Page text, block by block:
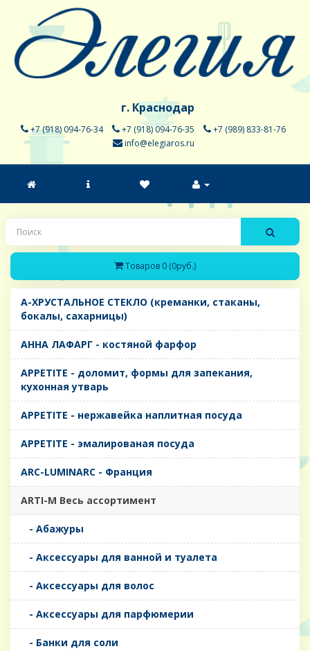
г. Краснодар
+7 (918) 094-76-34 +7 (918) 094-76-35
+7 (989) 833-81-76
info@elegiaros.ru
Товаров 0 (0руб.)
A-ХРУСТАЛЬНОЕ СТЕКЛО (креманки, стаканы,
бокалы, сахарницы)
AHHA ЛАФАРГ - костяной фарфор
APPETITE - доломит, формы для запекания,
кухонная утварь
APPETITE - нержавейка наплитная посуда
APPETITE - эмалированая посуда
ARC-LUMINARC - Франция
ARTI-M Весь ассортимент
- Абажуры
- Аксессуары для ванной и туалета
- Аксессуары для волос
- Аксессуары для парфюмерии
- Банки для соли